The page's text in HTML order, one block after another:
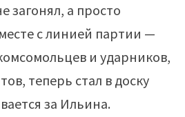
загонял, а просто
с линией партии —
и ударников,
теперь стал в доску
за Ильина.